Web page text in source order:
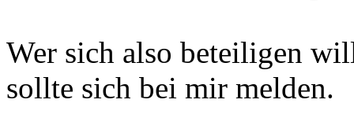
Wer sich also beteiligen
sollte sich bei mir melden.